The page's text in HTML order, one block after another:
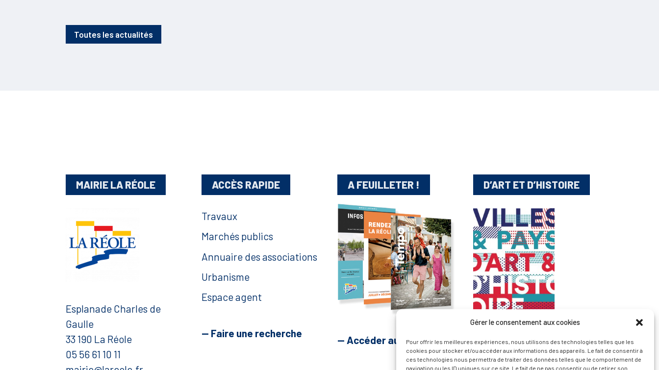
Gérer le consentement aux cookies
Pour offrir les meilleures expériences, nous utilisons des technologies telles que les
cookies pour stocker et/ou accéder aux informations des appareils. Le fait de consentir à
ces technologies nous permettra de traiter des données telles que le comportement de
navigation ou les ID uniques sur ce site. Le fait de ne pas consentir ou de retirer son
Toutes les actualités
MAIRIE LA RÉOLE
Esplanade Charles de
Gaulle
33 190 La Réole
05 56 61 10 11
ACCÈS RAPIDE
Travaux
Marchés publics
Annuaire des associations
Urbanisme
Espace agent
— Faire une recherche
A FEUILLETER !
— Accéder au kiosque
D’ART ET D’HISTOIRE
— Découvrir et visiter